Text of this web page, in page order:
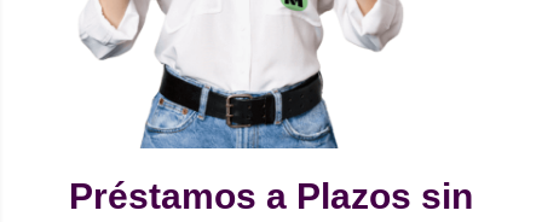
Préstamos a Plazos sin